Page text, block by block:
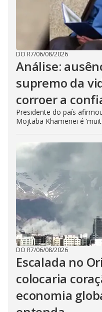
DO R7/06/08/2026
Análise:
supremo da
corroer a
Presidente do país
Mojtaba Khamenei é
DO R7/06/08/2026
Escalada no
colocaria
economia